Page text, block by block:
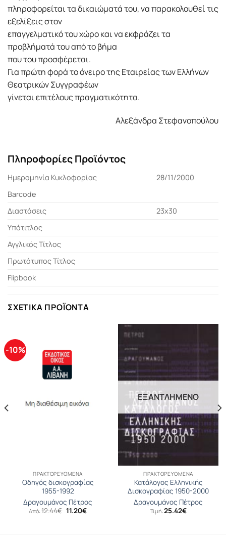
πληροφορείται τα δικαιώματά του, να παρακολουθεί τις
εξελίξεις στον
επαγγελματικό του χώρο και να εκφράζει τα
προβλήματά του από το βήμα
που του προσφέρεται.
Για πρώτη φορά το όνειρο της Εταιρείας των Ελλήνων
Θεατρικών Συγγραφέων
γίνεται επιτέλους πραγματικότητα.
Αλεξάνδρα Στεφανοπούλου
Πληροφορίες Προϊόντος
Ημερομηνία Κυκλοφορίας
28/11/2000
Barcode
Διαστάσεις
23x30
Υπότιτλος
Αγγλικός Τίτλος
Πρωτότυπος Τίτλος
Flipbook
ΣΧΕΤΙΚΆ ΠΡΟΪΌΝΤΑ
-10%
ΠΡΑΚΤΟΡΕΥΟΜΕΝΑ
Οδηγός δισκογραφίας
1955-1992
Δραγουμάνος Πέτρος
Από:12.44€ Original
price
11.20€Η
ΕΞΑΝΤΛΗΜΈΝΟ
ΠΡΑΚΤΟΡΕΥΟΜΕΝΑ
Κατάλογος Ελληνικής
Δισκογραφίας 1950-2000
Δραγουμάνος Πέτρος
Τιμή: 25.42€